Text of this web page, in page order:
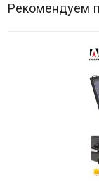
Рекомендуем